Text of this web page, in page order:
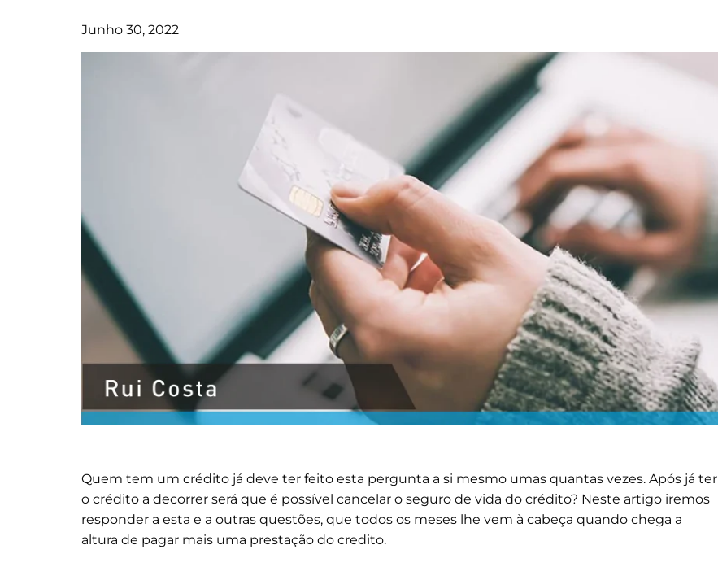
Junho 30, 2022
Quem tem um crédito já deve ter feito esta pergunta a si mesmo umas quantas vezes. Após já ter
o crédito a decorrer será que é possível cancelar o seguro de vida do crédito? Neste artigo iremos
responder a esta e a outras questões, que todos os meses lhe vem à cabeça quando chega a
altura de pagar mais uma prestação do credito.